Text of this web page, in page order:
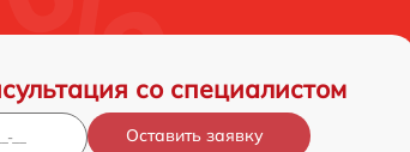
со специалистом
Оставить заявку